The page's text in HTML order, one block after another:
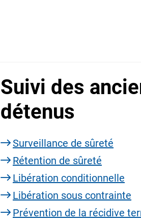
Suivi des
détenus
Surveillance de sûreté
Rétention de sûreté
Libération conditionnelle
Libération sous contrainte
Prévention de la récidive